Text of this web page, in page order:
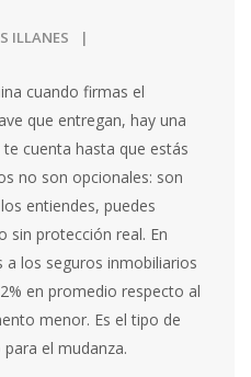
ILLANES
cuando firmas el
que entregan, hay una
cuenta hasta que estás
no son opcionales: son
entiendes, puedes
sin protección real. En
los seguros inmobiliarios
en promedio respecto al
menor. Es el tipo de
el mudanza.